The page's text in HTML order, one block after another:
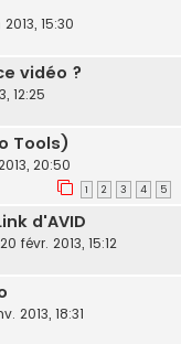
15:30
vidéo ?
12:25
Tools)
20:50
1 2 3 4 5
d'AVID
20 févr. 2013, 15:12
2013, 18:31